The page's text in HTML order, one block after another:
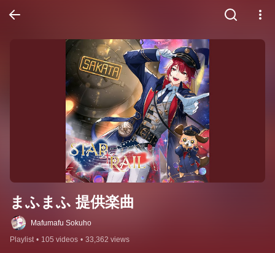
まふまふ 提供楽曲
Mafumafu Sokuho
Playlist • 105 videos • 33,362 views